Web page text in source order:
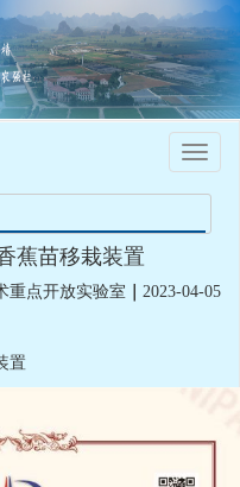
Toggle
蕉苗移栽装置
重点开放实验室
2023-04-05
置